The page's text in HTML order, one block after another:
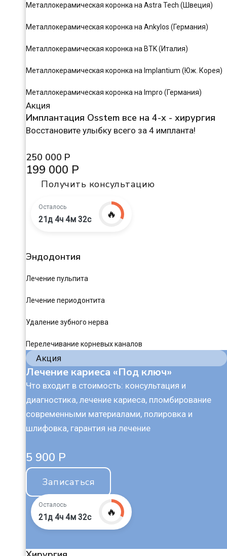
Металлокерамическая коронка на Astra Tech (Швеция)
Металлокерамическая коронка на Ankylos (Германия)
Металлокерамическая коронка на BTK (Италия)
Металлокерамическая коронка на Implantium (Юж. Корея)
Металлокерамическая коронка на Impro (Германия)
Акция
Имплантация Osstem все на 4-х - хирургия
Восстановите улыбку всего за 4 импланта!
250 000 Р
199 000 Р
Получить консультацию
Осталось
21д 4ч 4м 31с 🔥
Эндодонтия
Лечение пульпита
Лечение периодонтита
Удаление зубного нерва
Перелечивание корневых каналов
Акция
Лечение кариеса «Под ключ»
Что входит в стоимость: консультация и
диагностика, лечение кариеса, пломбирование
современными материалами, полировка и
шлифовка, гарантия на лечение
5 900 Р
Записаться
Осталось
21д 4ч 4м 31с 🔥